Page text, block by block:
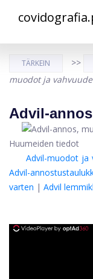
TÄRKEIN >>
muodot ja
Advil-
Huumeiden tiedot
Advil-muodot ja
Advil-
varten | Advil